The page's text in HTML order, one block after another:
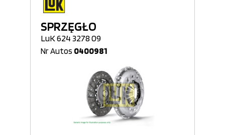
SPRZĘGŁO
LuK 624 3278 09
Nr Autos 0400981